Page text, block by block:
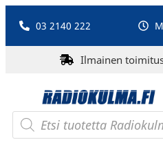
03 2140 222
Ilmainen